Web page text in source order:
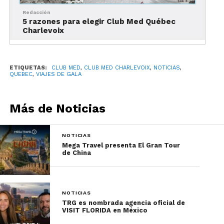
En el verano, se ofrecen seis categorías distintas
de experiencias, basadas en temas como el
Alejandro Vallejo, Director Adjunto de Viajes de
Gala, expresó su entusiasmo con respecto a las
actividades disponibles en el resort de Quebec:
Redacción
5 razones para elegir Club Med Québec
Charlevoix
ETIQUETAS: CLUB MED, CLUB MED CHARLEVOIX, NOTICIAS,
QUEBEC, VIAJES DE GALA
Más de Noticias
NOTICIAS
Mega Travel presenta El Gran Tour
de China
NOTICIAS
TRG es nombrada agencia oficial de
VISIT FLORIDA en México